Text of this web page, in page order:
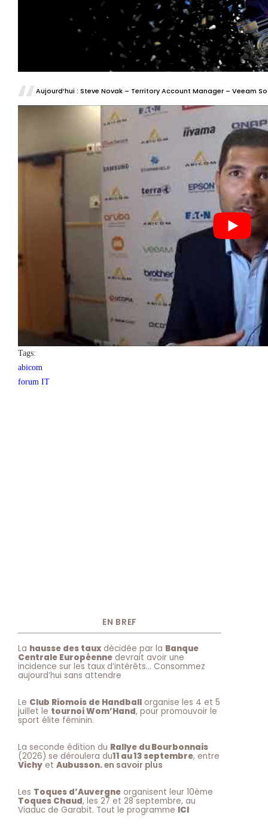
Aujourd’hui : Steve Novak – Territory Account Manager – Veeam
Tags:
abicom
forum IT
EN BREF
La hausse des taux décidée par la Banque
Centrale Européenne devrait avoir une
incidence sur les taux d’intérêts… Consommez
aujourd’hui sans attendre
Le Club Riomois de Handball organise les 4 et 5
juillet le tournoi Wom’Hand, pour promouvoir le
sport élite féminin.
La seconde édition du Rallye du Bourbonnais
(2026) se déroulera du11 au 13 septembre, entre
Vichy et Aubusson.en savoir plus
Les Toques d’Auvergne organisent leur 10ème
Toques Chaud, les 27 et 28 septembre, au
Viaduc de Garabit. Tout le programme ICI